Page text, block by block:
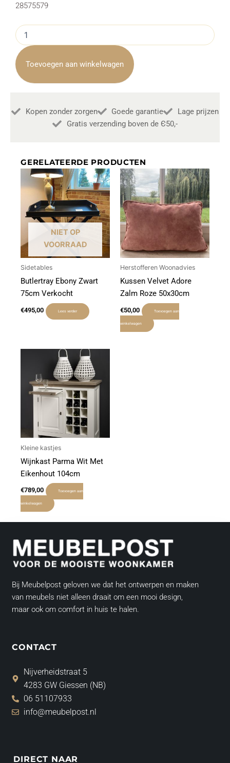
28575579
Kussen
Velvet
Adore
Hunter
50x50cm
aantal
Toevoegen aan winkelwagen
Kopen zonder zorgen Goede garantie
Lage prijzen
Gratis verzending boven de Є50,-
GERELATEERDE PRODUCTEN
NIET OP
VOORRAAD
Sidetables
Butlertray Ebony Zwart
75cm Verkocht
€495,00 Lees verder
Herstofferen Woonadvies
Kussen Velvet Adore
Zalm Roze 50x30cm
€50,00 Toevoegen aan
winkelwagen
Kleine kastjes
Wijnkast Parma Wit Met
Eikenhout 104cm
€789,00 Toevoegen aan
winkelwagen
Bij Meubelpost geloven we dat het ontwerpen en maken
van meubels niet alleen draait om een mooi design,
maar ook om comfort in huis te halen.
CONTACT
Nijverheidstraat 5
4283 GW Giessen (NB)
06 51107933
info@meubelpost.nl
DIRECT NAAR